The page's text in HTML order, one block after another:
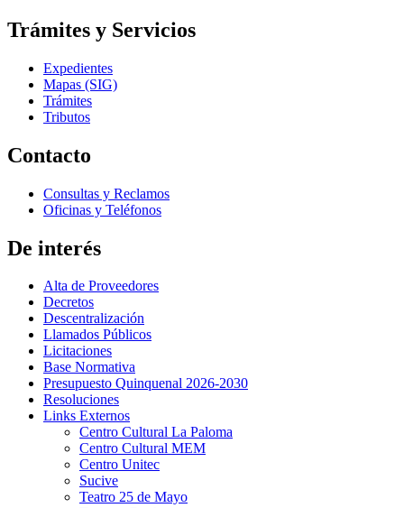
Trámites y Servicios
Expedientes
Mapas (SIG)
Trámites
Tributos
Contacto
Consultas y Reclamos
Oficinas y Teléfonos
De interés
Alta de Proveedores
Decretos
Descentralización
Llamados Públicos
Licitaciones
Base Normativa
Presupuesto Quinquenal 2026-2030
Resoluciones
Links Externos
Centro Cultural La Paloma
Centro Cultural MEM
Centro Unitec
Sucive
Teatro 25 de Mayo